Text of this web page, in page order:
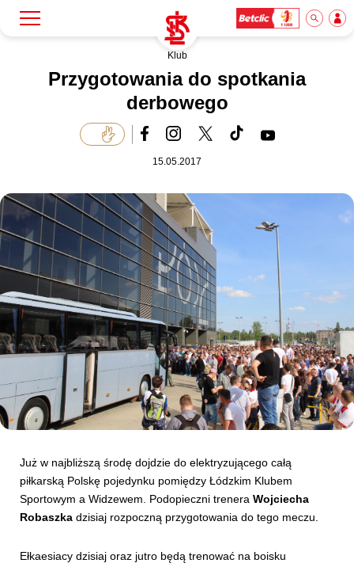
Akademia
Biznes
Dla mediów
Kibice
Klub
Przygotowania do spotkania
derbowego
15.05.2017
Już w najbliższą środę dojdzie do elektryzującego całą
piłkarską Polskę pojedynku pomiędzy Łódzkim Klubem
Sportowym a Widzewem. Podopieczni trenera Wojciecha
Robaszka dzisiaj rozpoczną przygotowania do tego meczu.
Ełkaesiacy dzisiaj oraz jutro będą trenować na boisku